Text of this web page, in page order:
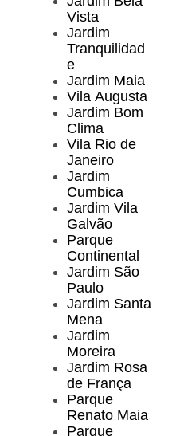
Vista
Jardim
Tranquilidad
e
Jardim Maia
Vila Augusta
Jardim Bom
Clima
Vila Rio de
Janeiro
Jardim
Cumbica
Jardim Vila
Galvão
Parque
Continental
Jardim São
Paulo
Jardim Santa
Mena
Jardim
Moreira
Jardim Rosa
de França
Parque
Renato Maia
Parque